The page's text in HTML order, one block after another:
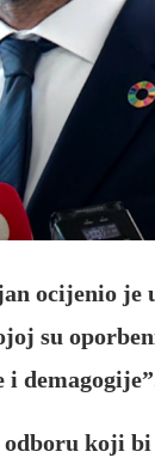
ocijenio je
su
odboru koji